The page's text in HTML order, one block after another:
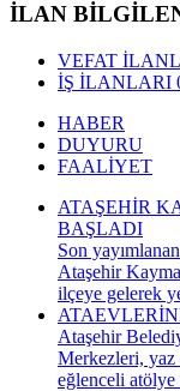
İLAN
VEFAT
İŞ İLANLARI
HABER
DUYURU
FAALİYET
ATAŞEHİR
BAŞLADI
Son
Ataşehir
ilçeye gelerek
Ataşehir
Merkezleri,
eğlenceli